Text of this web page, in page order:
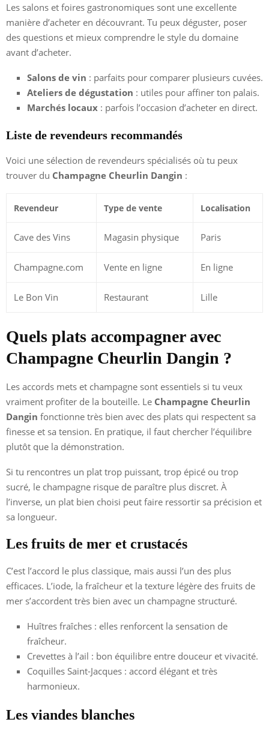
Les salons et foires gastronomiques sont une excellente
manière d’acheter en découvrant. Tu peux déguster, poser
des questions et mieux comprendre le style du domaine
avant d’acheter.
Salons de vin : parfaits pour comparer plusieurs cuvées.
Ateliers de dégustation : utiles pour affiner ton palais.
Marchés locaux : parfois l’occasion d’acheter en direct.
Liste de revendeurs recommandés
Voici une sélection de revendeurs spécialisés où tu peux
trouver du Champagne Cheurlin Dangin :
Revendeur Type de vente Localisation
Cave des Vins Magasin physique Paris
Champagne.com Vente en ligne En ligne
Le Bon Vin Restaurant Lille
Quels plats accompagner avec
Champagne Cheurlin Dangin ?
Les accords mets et champagne sont essentiels si tu veux
vraiment profiter de la bouteille. Le Champagne Cheurlin
Dangin fonctionne très bien avec des plats qui respectent sa
finesse et sa tension. En pratique, il faut chercher l’équilibre
plutôt que la démonstration.
Si tu rencontres un plat trop puissant, trop épicé ou trop
sucré, le champagne risque de paraître plus discret. À
l’inverse, un plat bien choisi peut faire ressortir sa précision et
sa longueur.
Les fruits de mer et crustacés
C’est l’accord le plus classique, mais aussi l’un des plus
efficaces. L’iode, la fraîcheur et la texture légère des fruits de
mer s’accordent très bien avec un champagne structuré.
Huîtres fraîches : elles renforcent la sensation de
fraîcheur.
Crevettes à l’ail : bon équilibre entre douceur et vivacité.
Coquilles Saint-Jacques : accord élégant et très
harmonieux.
Les viandes blanches